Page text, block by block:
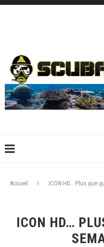
Accueil ICON HD… Plus que
ICON HD…